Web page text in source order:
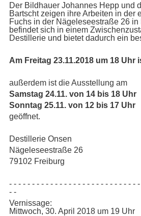
Der Bildhauer Johannes Hepp und
Bartscht zeigen ihre Arbeiten in der
Fuchs in der Nägeleseestraße 26
befindet sich in einem
Destillerie und bietet dadurch ein
Am Freitag 23.11.2018 um 18 Uhr
außerdem ist die Ausstellung am
Samstag 24.11. von 14 bis 18 Uhr
Sonntag 25.11. von 12 bis 17 Uhr
geöffnet.
Destillerie Onsen
Nägeleseestraße 26
79102 Freiburg
- - - - - - - - - - - - - - - - - - - - - - - - - - - -
- -
Vernissage:
Mittwoch, 30. April 2018 um 19 Uhr